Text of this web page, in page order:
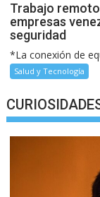
Trabajo
empresas
seguridad
*La conexión de
Salud y Tecnología